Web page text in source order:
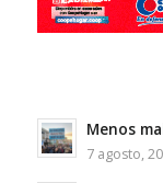
Menos
7 agosto,